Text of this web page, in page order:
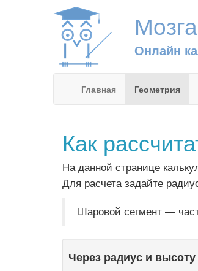
Онлайн
Главная Геометрия
Как
На данной странице
Для расчета задайте
Шаровой сегмент —
Через радиус и высоту